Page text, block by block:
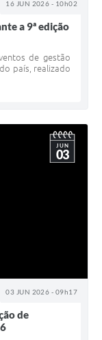
16 JUN 2026 - 10h02
a 9ª edição
de gestão
país, realizado
03 JUN 2026 - 09h17
JUN
03
de